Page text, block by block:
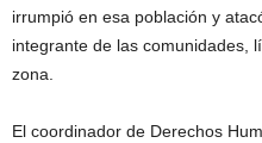
irrumpió en esa población y
integrante de las comunidades,
zona.
El coordinador de Derechos